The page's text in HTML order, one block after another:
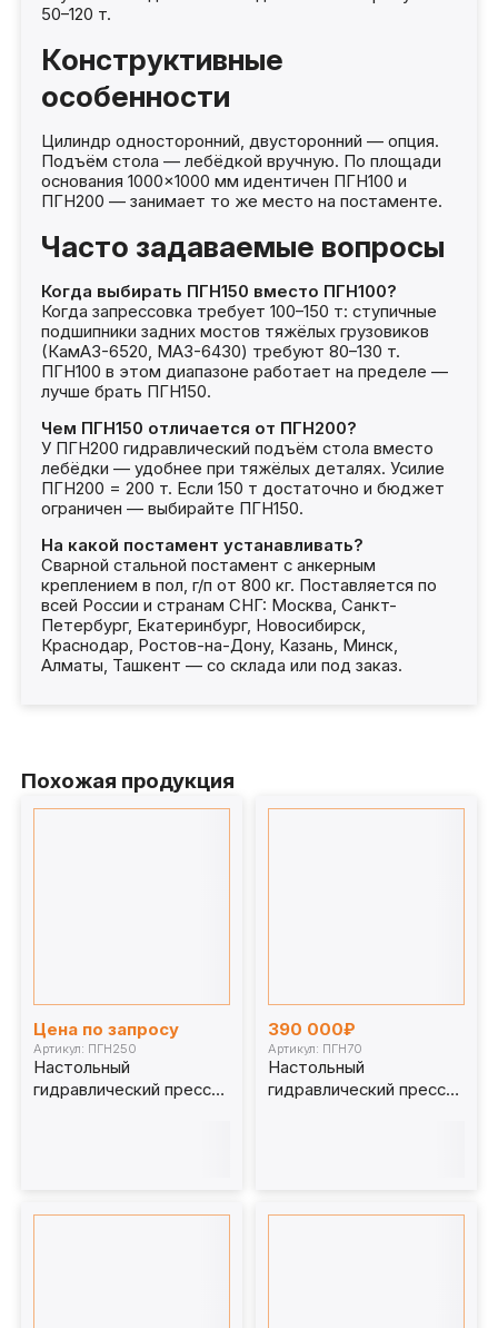
50–120 т.
Конструктивные
особенности
Цилиндр односторонний, двусторонний — опция.
Подъём стола — лебёдкой вручную. По площади
основания 1000×1000 мм идентичен ПГН100 и
ПГН200 — занимает то же место на постаменте.
Часто задаваемые вопросы
Когда выбирать ПГН150 вместо ПГН100?
Когда запрессовка требует 100–150 т: ступичные
подшипники задних мостов тяжёлых грузовиков
(КамАЗ-6520, МАЗ-6430) требуют 80–130 т.
ПГН100 в этом диапазоне работает на пределе —
лучше брать ПГН150.
Чем ПГН150 отличается от ПГН200?
У ПГН200 гидравлический подъём стола вместо
лебёдки — удобнее при тяжёлых деталях. Усилие
ПГН200 = 200 т. Если 150 т достаточно и бюджет
ограничен — выбирайте ПГН150.
На какой постамент устанавливать?
Сварной стальной постамент с анкерным
креплением в пол, г/п от 800 кг. Поставляется по
всей России и странам СНГ: Москва, Санкт-
Петербург, Екатеринбург, Новосибирск,
Краснодар, Ростов-на-Дону, Казань, Минск,
Алматы, Ташкент — со склада или под заказ.
Похожая продукция
Цена по запросу
Артикул: ПГН250
Настольный
гидравлический пресс
390 000₽
Артикул: ПГН70
Настольный
гидравлический пресс